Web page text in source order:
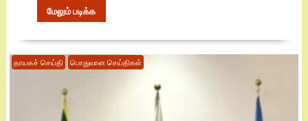
மேலும் படிக்க
தாயகச் செய்தி பொதுவான செய்திகள்